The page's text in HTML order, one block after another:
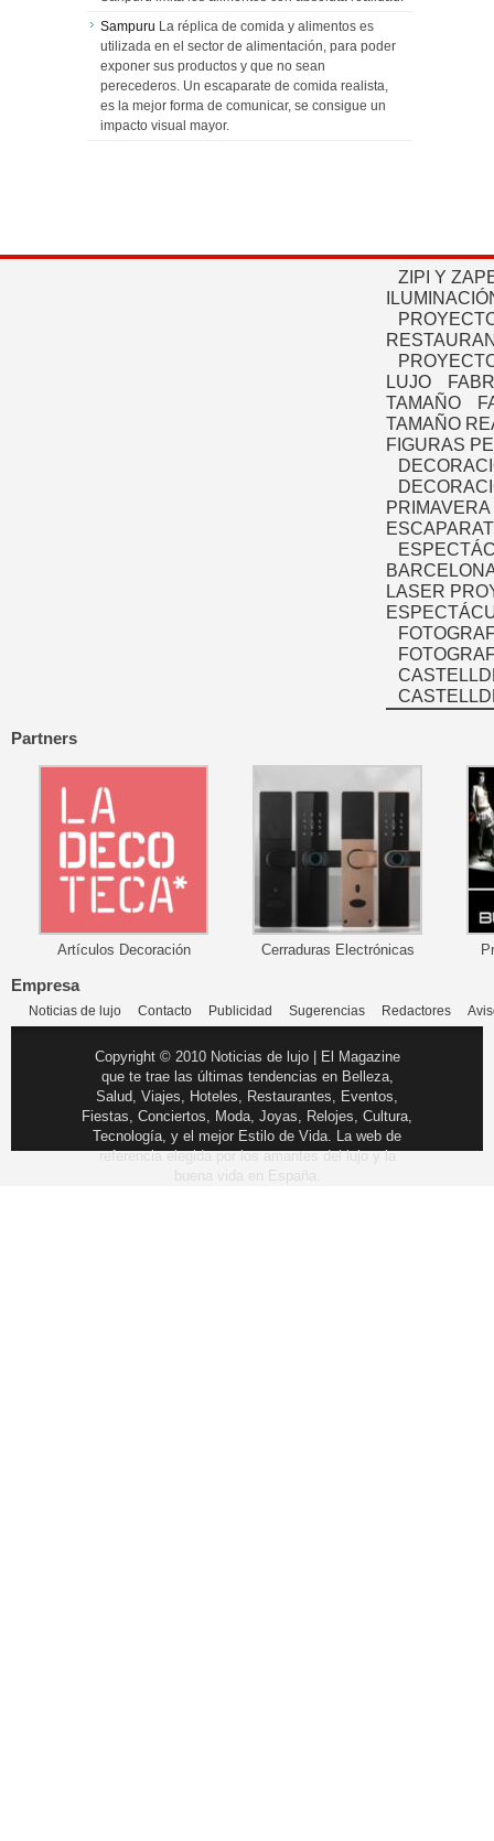
Sampuru La réplica de comida y alimentos es
utilizada en el sector de alimentación, para poder
exponer sus productos y que no sean
perecederos. Un escaparate de comida realista,
es la mejor forma de comunicar, se consigue un
impacto visual mayor.
ZIPI Y
LUJO
TAMAÑO
TAMAÑO
FIGURAS
PRIMAVERA
LASER
Partners
Artículos Decoración Cerraduras Electrónicas
Empresa
Noticias de lujo Contacto Publicidad Sugerencias Redactores
Copyright © 2010 Noticias de lujo | El Magazine
que te trae las últimas tendencias en Belleza,
Salud, Viajes, Hoteles, Restaurantes, Eventos,
Fiestas, Conciertos, Moda, Joyas, Relojes, Cultura,
Tecnología, y el mejor Estilo de Vida. La web de
referencia elegida por los amantes del lujo y la